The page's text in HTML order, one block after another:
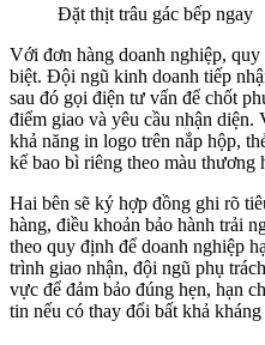
Đặt thịt trâu gác bếp ngay
Với đơn hàng doanh nghiệp,
biệt. Đội ngũ kinh doanh tiếp
sau đó gọi điện tư vấn để chốt
điểm giao và yêu cầu nhận
khả năng in logo trên nắp hộp,
kế bao bì riêng theo màu thương
Hai bên sẽ ký hợp đồng ghi rõ
hàng, điều khoản bảo hành trải
theo quy định để doanh nghiệp
trình giao nhận, đội ngũ phụ
vực để đảm bảo đúng hẹn, hạn
tin nếu có thay đổi bất khả